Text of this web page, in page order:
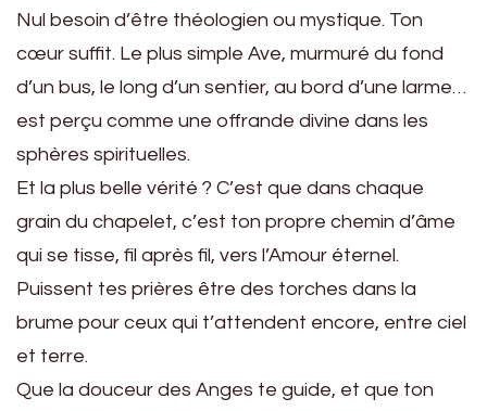
Nul besoin d’être théologien ou mystique. Ton
cœur suffit. Le plus simple Ave, murmuré du fond
d’un bus, le long d’un sentier, au bord d’une larme…
est perçu comme une offrande divine dans les
sphères spirituelles.
Et la plus belle vérité ? C’est que dans chaque
grain du chapelet, c’est ton propre chemin d’âme
qui se tisse, fil après fil, vers l’Amour éternel.
Puissent tes prières être des torches dans la
brume pour ceux qui t’attendent encore, entre ciel
et terre.
Que la douceur des Anges te guide, et que ton